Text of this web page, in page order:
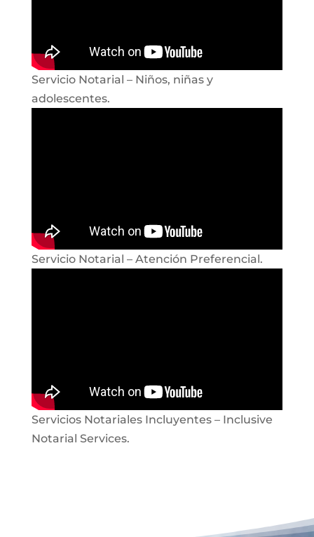
Servicio Notarial – Niños, niñas y
adolescentes.
Servicio Notarial – Atención Preferencial.
Servicios Notariales Incluyentes – Inclusive
Notarial Services.